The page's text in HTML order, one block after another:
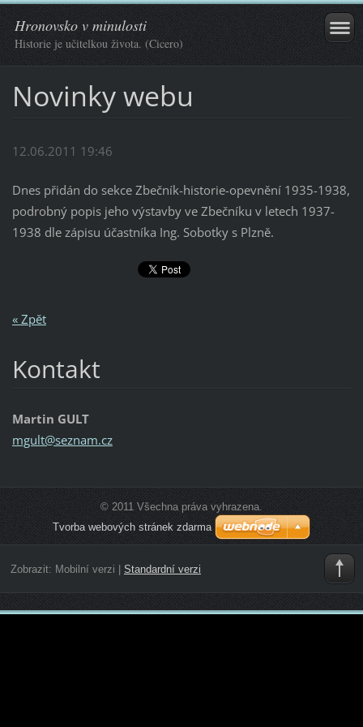
Hronovsko v minulosti
Historie je učitelkou života. (Cicero)
Novinky webu
12.06.2011 19:46
Dnes přidán do sekce Zbečník-historie-opevnění 1935-1938,
podrobný popis jeho výstavby ve Zbečníku v letech 1937-
1938 dle zápisu účastníka Ing. Sobotky s Plzně.
« Zpět
Kontakt
Martin GULT
mgult@seznam.cz
© 2011 Všechna práva vyhrazena.
Tvorba webových stránek zdarma
Zobrazit: Mobilní verzi Standardní verzi